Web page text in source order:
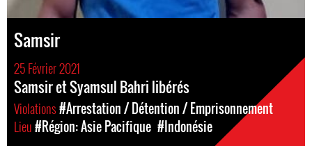
Samsir
25 Février 2021
Samsir et Syamsul Bahri libérés
Violations#Arrestation / Détention / Emprisonnement
Lieu#Région: Asie Pacifique #Indonésie